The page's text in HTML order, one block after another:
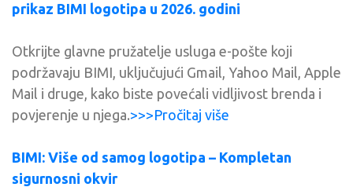
prikaz BIMI logotipa u 2026. godini
Otkrijte glavne pružatelje usluga e-pošte koji
podržavaju BIMI, uključujući Gmail, Yahoo Mail, Apple
Mail i druge, kako biste povećali vidljivost brenda i
povjerenje u njega.>>>Pročitaj više
BIMI: Više od samog logotipa – Kompletan
sigurnosni okvir